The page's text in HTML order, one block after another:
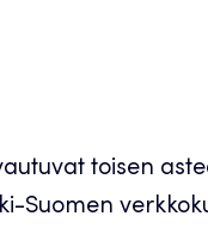
toisen
Suomen